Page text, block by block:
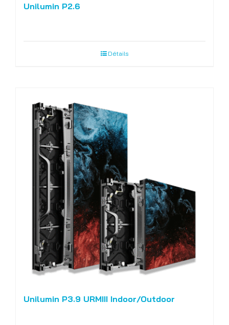
Unilumin P2.6
Détails
Unilumin P3.9 URMIII Indoor/Outdoor